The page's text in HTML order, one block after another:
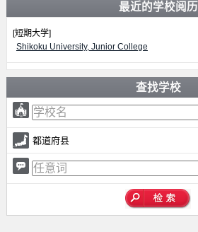
最近的学校阅历
[短期大学]
Shikoku University, Junior College
查找学校
都道府县